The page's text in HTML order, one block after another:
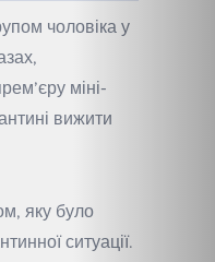
чоловіка у
міні-
вижити
яку було
ситуації.